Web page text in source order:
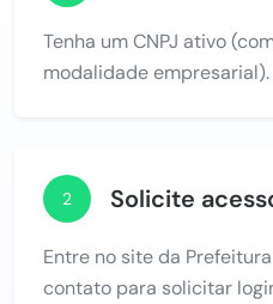
Tenha um CNPJ ativo
modalidade empresarial).
2 Solicite
Entre no site da
contato para solicitar